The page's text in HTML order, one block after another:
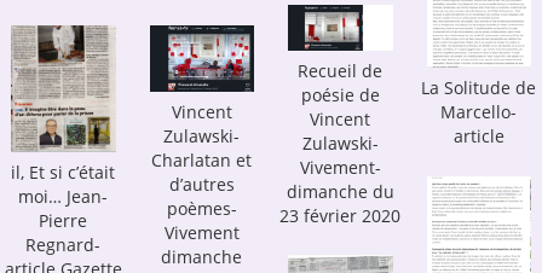
il, Et si c’était
moi… Jean-
Pierre
Regnard-
Vincent
Zulawski-
Charlatan et
d’autres
poèmes-
Vivement
dimanche
Recueil de
poésie de
Vincent
Zulawski-
Vivement-
dimanche du
23 février 2020
La Solitude de
Marcello-
article